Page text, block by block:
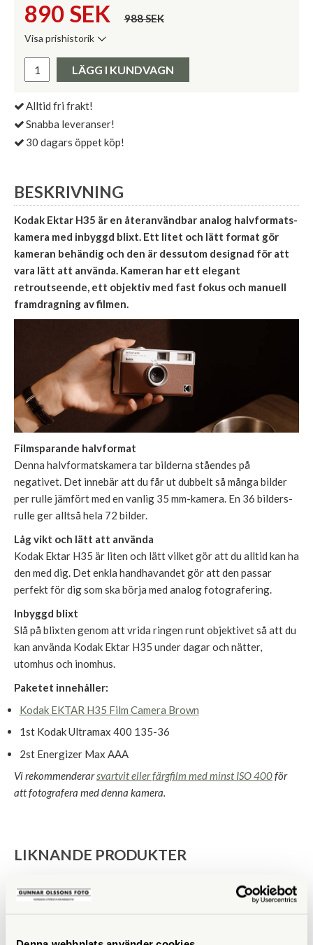
890 SEK 988 SEK
Visa prishistorik
Pris:
LÄGG I KUNDVAGN
Alltid fri frakt!
Snabba leveranser!
30 dagars öppet köp!
BESKRIVNING
Kodak Ektar H35 är en återanvändbar analog halvformats-
kamera med inbyggd blixt. Ett litet och lätt format gör
kameran behändig och den är dessutom designad för att
vara lätt att använda. Kameran har ett elegant
retroutseende, ett objektiv med fast fokus och manuell
framdragning av filmen.
Filmsparande halvformat
Denna halvformatskamera tar bilderna ståendes på
negativet. Det innebär att du får ut dubbelt så många bilder
per rulle jämfört med en vanlig 35 mm-kamera. En 36 bilders-
rulle ger alltså hela 72 bilder.
Låg vikt och lätt att använda
Kodak Ektar H35 är liten och lätt vilket gör att du alltid kan ha
den med dig. Det enkla handhavandet gör att den passar
perfekt för dig som ska börja med analog fotografering.
Inbyggd blixt
Slå på blixten genom att vrida ringen runt objektivet så att du
kan använda Kodak Ektar H35 under dagar och nätter,
utomhus och inomhus.
Paketet innehåller:
Kodak EKTAR H35 Film Camera Brown
1st Kodak Ultramax 400 135-36
2st Energizer Max AAA
Vi rekommenderarsvartvit eller färgfilm med minst ISO 400för
att fotografera med denna kamera.
LIKNANDE PRODUKTER